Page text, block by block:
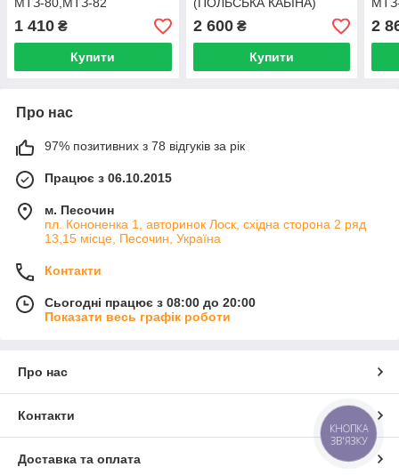
МТЗ-80,МТЗ-82
1 410 ₴
Купити
(ПОЛЬСЬКА КАБІНА)
2 600₴
Купити
2
Про нас
97% позитивних з 78 відгуків за рік
Працює з 06.10.2015
м. Песочин
пл. Кононенка 1, авторинок Лоск, східна сторона 2 ряд
13,15 місце, Песочин, Україна
Контакти
Сьогодні працює з 08:00 до 20:00
Показати весь графік роботи
Про нас
Контакти
Доставка та оплата
КНОПКА
ЗВ'ЯЗКУ